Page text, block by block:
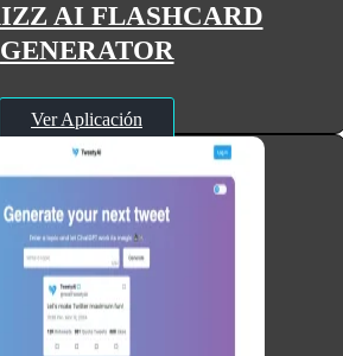
AI FLASHCARD
GENERATOR
Ver Aplicación